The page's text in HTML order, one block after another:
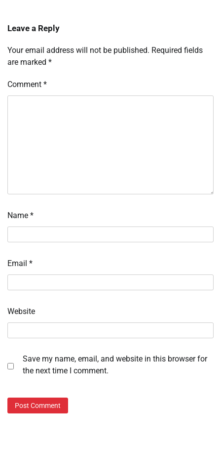
Leave a Reply
Your email address will not be published. Required fields
are marked *
Comment *
Name *
Email *
Website
Save my name, email, and website in this browser for
the next time I comment.